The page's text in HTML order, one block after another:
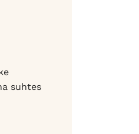
suhtes